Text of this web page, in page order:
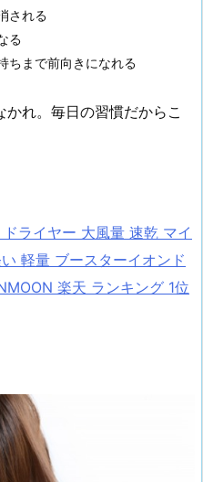
される
る
ちまで前向きになれる
かれ。毎日の習慣だからこ
ドライヤー 大風量 速乾 マイ
軽量 ブースターイオンド
楽天 ランキング 1位